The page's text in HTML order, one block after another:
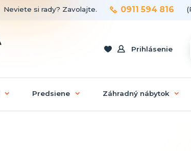
Prihlásenie
Neviete si rady? Zavolajte. 0911 594 816
Predsiene Záhradný nábytok